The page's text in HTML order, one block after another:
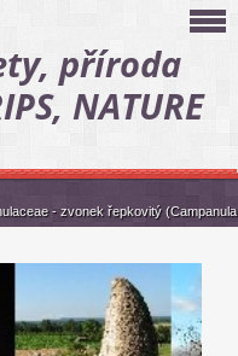
příroda
NATURE
- zvonek řepkovitý (Campanula